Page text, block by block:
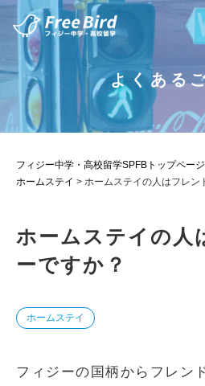
よくある
フィジー中学・高校留学SPFBトップページ
ホームステイ > ホームステイの人はフレン
ホームステイの人
ーですか？
ホームステイ
フィジーの国柄からフレン